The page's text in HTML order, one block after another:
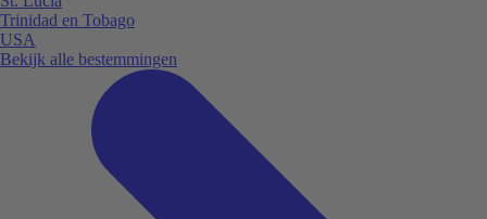
Trinidad en Tobago
USA
Bekijk alle bestemmingen